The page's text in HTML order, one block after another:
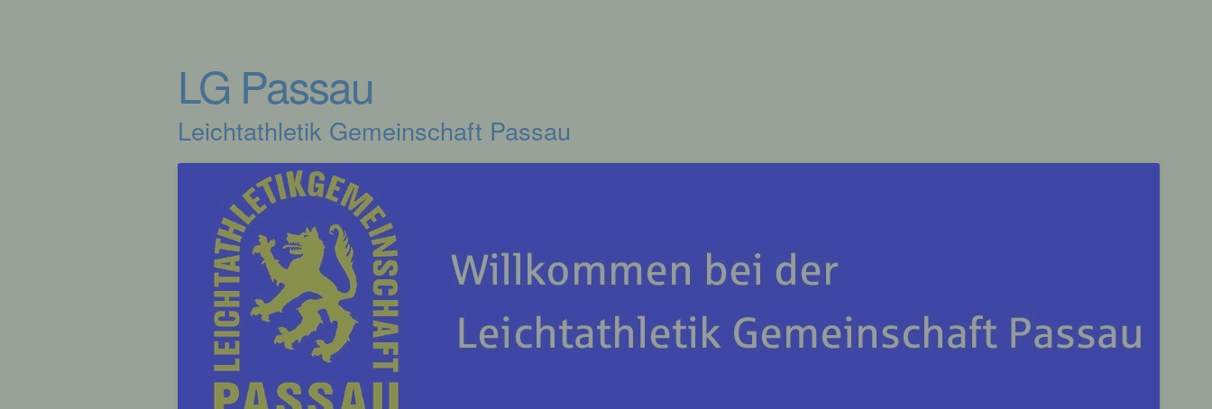
LG Passau
Leichtathletik Gemeinschaft Passau